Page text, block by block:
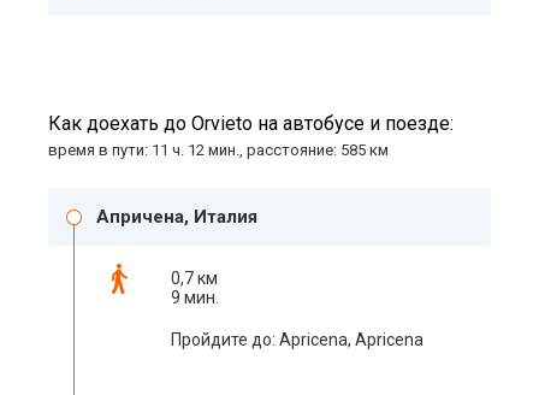
Как доехать до Orvieto на автобусе и поезде:
время в пути: 11 ч. 12 мин., расстояние: 585 км
Апричена, Италия
0,7 км
9 мин.
Пройдите до: Apricena, Apricena